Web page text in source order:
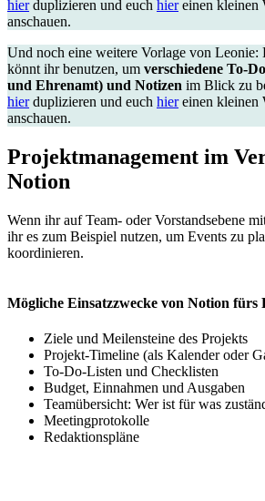
hierduplizieren und euch hiereinen kleinen
anschauen.
Und noch eine weitere Vorlage von Leonie:
könnt ihr benutzen, um verschiedene To-
und Ehrenamt) und Notizen im Blick zu
hierduplizieren und euch hiereinen kleinen
anschauen.
Projektmanagement im
Notion
Wenn ihr auf Team- oder Vorstandsebene
ihr es zum Beispiel nutzen, um Events zu
koordinieren.
Mögliche Einsatzzwecke von Notion fürs
Ziele und Meilensteine des Projekts
Projekt-Timeline (als Kalender oder
To-Do-Listen und Checklisten
Budget, Einnahmen und Ausgaben
Teamübersicht: Wer ist für was
Meetingprotokolle
Redaktionspläne